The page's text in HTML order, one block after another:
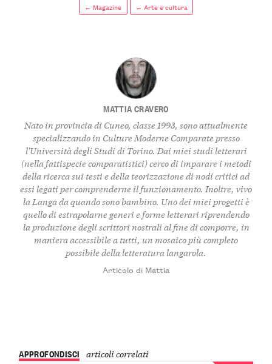
← Magazine ← Arte e cultura
MATTIA CRAVERO
Nato in provincia di Cuneo, classe 1993, sono attualmente
specializzando in Culture Moderne Comparate presso
l'Università degli Studi di Torino. Dai miei studi letterari
(nella fattispecie comparatistici) cerco di imparare i metodi
della ricerca sui testi e della teorizzazione di nodi critici ad
essi legati per comprenderne il funzionamento. Inoltre, vivo
la Langa da quando sono bambino. Uno dei miei progetti è
quello di estrapolarne generi e forme letterari riprendendo
la produzione degli scrittori nostrali al fine di comporre, in
maniera accessibile a tutti, un mosaico più completo
possibile della letteratura langarola.
Articolo di Mattia
APPROFONDISCI articoli correlati